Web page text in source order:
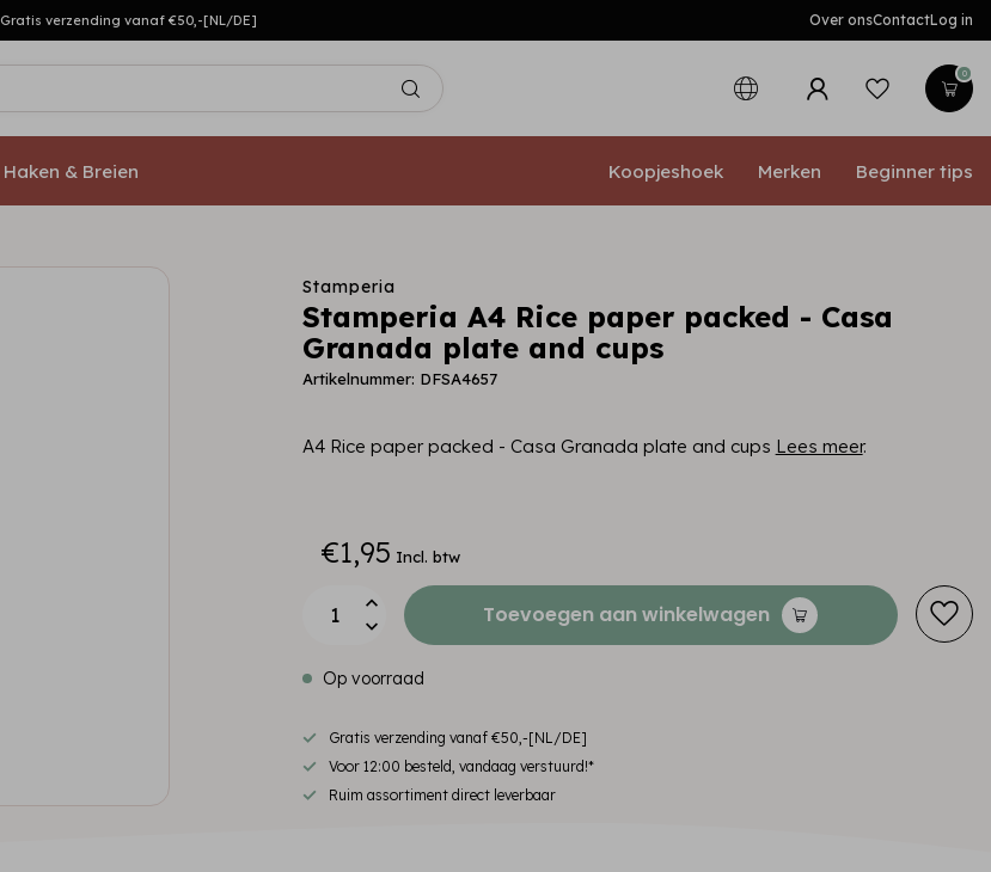
Gratis verzending vanaf €50,-[NL/DE] Over onsContactLog in
0
Haken & Breien Koopjeshoek Merken Beginner tips
Stamperia
Stamperia A4 Rice paper packed - Casa
Granada plate and cups
Artikelnummer: DFSA4657
A4 Rice paper packed - Casa Granada plate and cups Lees meer.
€1,95 Incl. btw
Toevoegen aan winkelwagen
Op voorraad
Gratis verzending vanaf €50,-[NL/DE]
Voor 12:00 besteld, vandaag verstuurd!*
Ruim assortiment direct leverbaar